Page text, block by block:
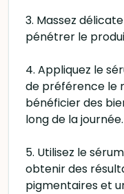
3. Massez
pénétrer le
4. Appliquez le
de préférence le
bénéficier des
long de la journée.
5. Utilisez le
obtenir des
pigmentaires et